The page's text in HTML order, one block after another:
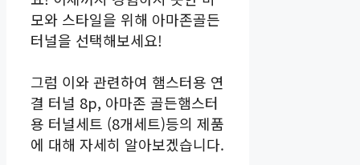
모와 스타일을 위해 아마존골든
터널을 선택해보세요!
그럼 이와 관련하여 햄스터용 연
결 터널 8p, 아마존 골든햄스터
용 터널세트 (8개세트)등의 제품
에 대해 자세히 알아보겠습니다.